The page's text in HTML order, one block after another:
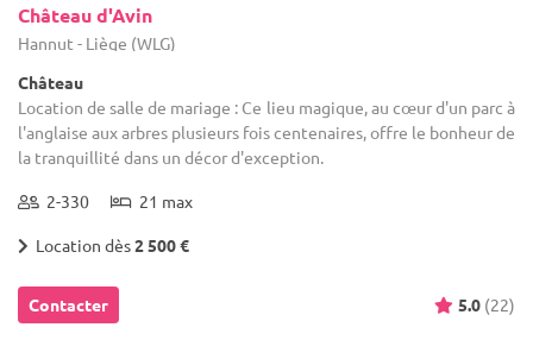
Château d'Avin
Hannut - Liège (WLG)
Château
Location de salle de mariage : Ce lieu magique, au cœur d'un parc à
l'anglaise aux arbres plusieurs fois centenaires, offre le bonheur de
la tranquillité dans un décor d'exception.
2-330 21 max
Location dès2 500 €
Contacter 5.0 (22)